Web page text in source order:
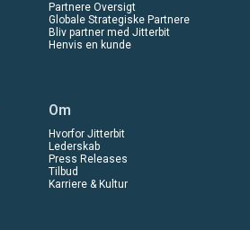
Partnere Oversigt
Globale Strategiske Partnere
Bliv partner med Jitterbit
Henvis en kunde
Om
Hvorfor Jitterbit
Lederskab
Press Releases
Tilbud
Karriere & Kultur